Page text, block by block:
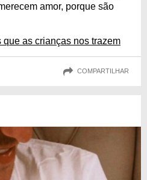
amor, porque são
as crianças nos trazem
COMPARTILHAR